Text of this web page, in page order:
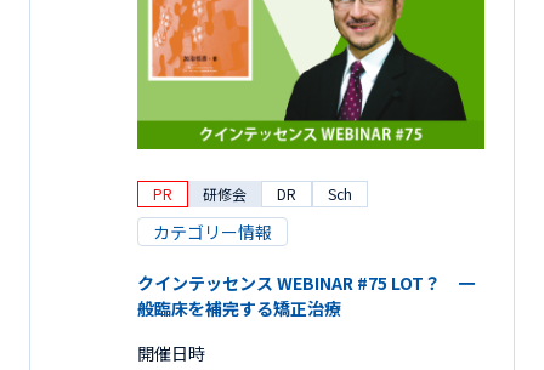
PR 研修会 DR Sch
カテゴリー情報
クインテッセンス WEBINAR #75 LOT？ 一
般臨床を補完する矯正治療
開催日時